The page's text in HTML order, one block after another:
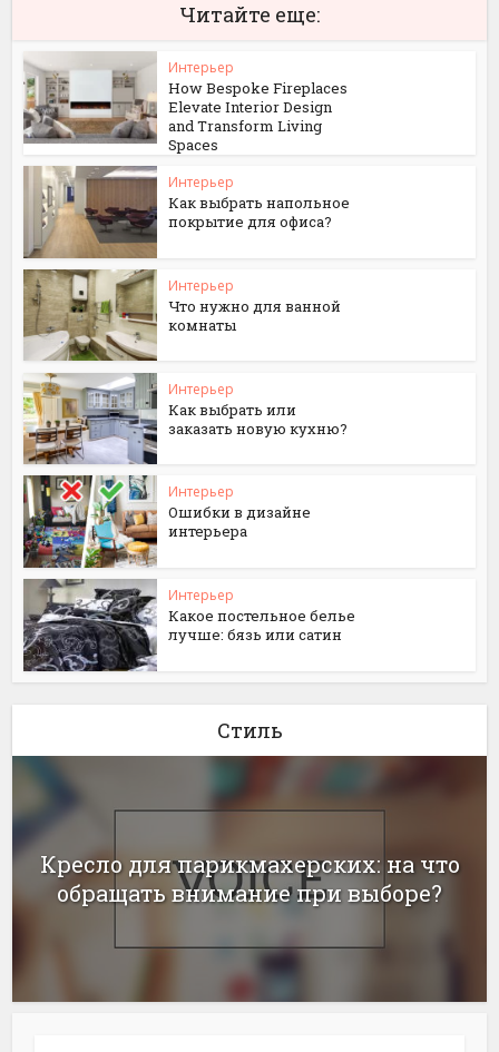
Читайте еще:
Интерьер
How Bespoke Fireplaces
Elevate Interior Design
and Transform Living
Spaces
Интерьер
Как выбрать напольное
покрытие для офиса?
Интерьер
Что нужно для ванной
комнаты
Интерьер
Как выбрать или
заказать новую кухню?
Интерьер
Ошибки в дизайне
интерьера
Интерьер
Какое постельное белье
лучше: бязь или сатин
Стиль
Кресло для парикмахерских: на что
обращать внимание при выборе?